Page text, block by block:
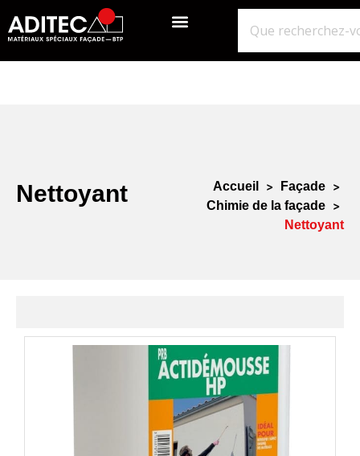
Nettoyant Accueil > Façade >
Chimie de la façade >
Nettoyant